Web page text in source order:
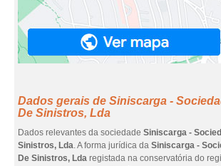
Dados gerais de Siniscarga -
De Sinistros, Lda
Dados relevantes da sociedade Siniscarga -
Sinistros, Lda. A forma jurídica da Siniscarga -
De Sinistros, Lda registada na conservatória do